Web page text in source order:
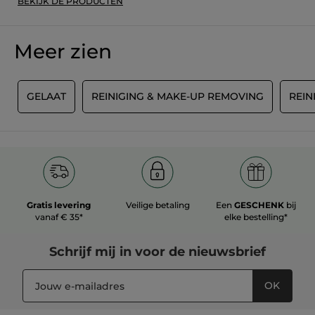
Meer zien
GELAAT REINIGING & MAKE-UP REMOVING
Gratis levering
vanaf € 35*
Veilige betaling EenGESCHENK bij
elke bestelling*
Schrijf mij in voor de nieuwsbrief
OK